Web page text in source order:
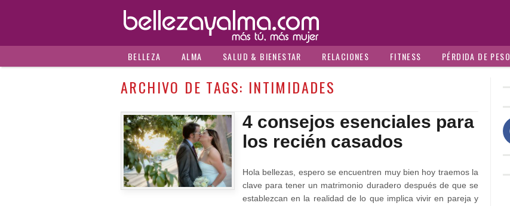
BELLEZA ALMA SALUD & BIENESTAR RELACIONES FITNESS PÉRDIDA DE PESO
ARCHIVO DE TAGS: INTIMIDADES
4 consejos esenciales para
los recién casados
Hola bellezas, espero se encuentren muy bien hoy traemos la
clave para tener un matrimonio duradero después de que se
establezcan en la realidad de lo que implica vivir en pareja y